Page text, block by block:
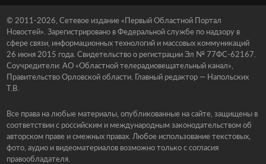
© 2011-2026, Сетевое издание «Первый Областной Портал
Новостей». Зарегистрировано в Федеральной службе по надзору в
сфере связи, информационных технологий и массовых коммуникаций
26 июня 2015 года. Свидетельство о регистрации Эл № 77ФС-62167.
Соучредители: АО «Областной телерадиовещательный канал»,
Правительство Орловской области. Главный редактор — Напольских
Т.В.
Все права на любые материалы, опубликованные на сайте, защищены в
соответствии с российским и международным законодательством об
авторском праве и смежных правах. Любое использование текстовых,
фото, аудио и видеоматериалов возможно только с согласия
правообладателя.